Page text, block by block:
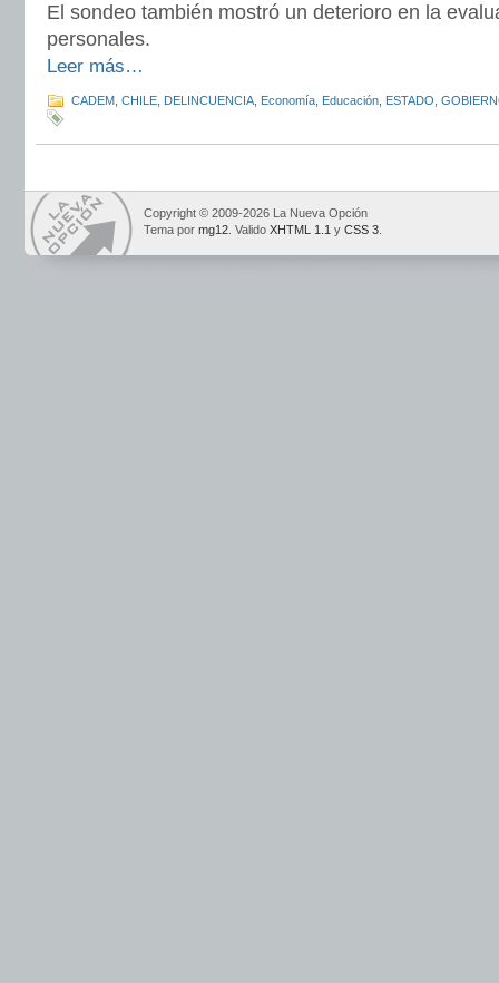
El sondeo también mostró un deterioro en la
personales.
Leer más…
CADEM CHILE DELINCUENCIA Economía Educación ESTADO
Copyright © 2009-2026 La Nueva Opción
Tema por mg12 . Valido XHTML 1.1 y CSS 3